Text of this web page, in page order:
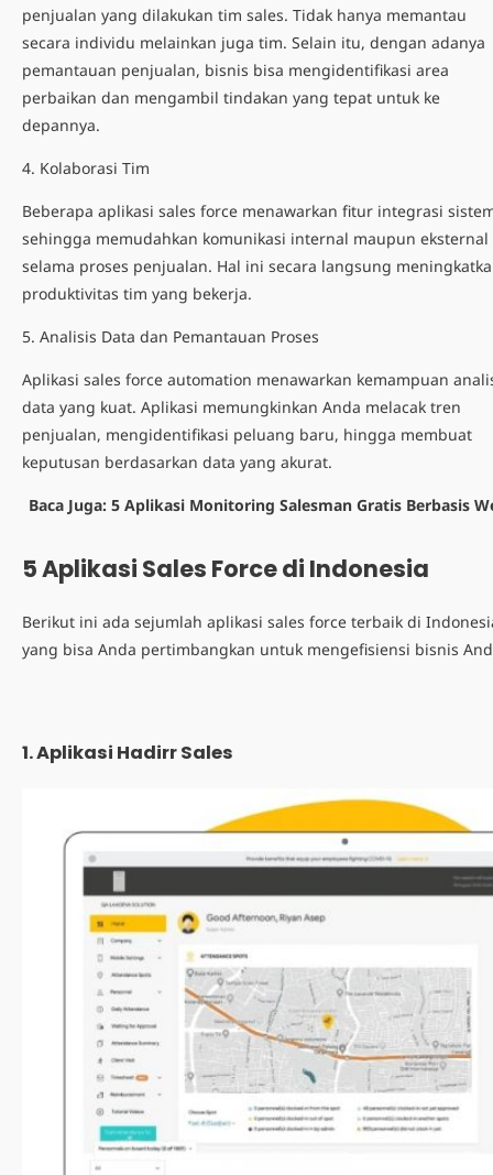
penjualan yang dilakukan tim sales. Tidak hanya memantau
secara individu melainkan juga tim. Selain itu, dengan adanya
pemantauan penjualan, bisnis bisa mengidentifikasi area
perbaikan dan mengambil tindakan yang tepat untuk ke
depannya.
4. Kolaborasi Tim
Beberapa aplikasi sales force menawarkan fitur integrasi
sehingga memudahkan komunikasi internal maupun eksternal
selama proses penjualan. Hal ini secara langsung
produktivitas tim yang bekerja.
5. Analisis Data dan Pemantauan Proses
Aplikasi sales force automation menawarkan kemampuan
data yang kuat. Aplikasi memungkinkan Anda melacak tren
penjualan, mengidentifikasi peluang baru, hingga membuat
keputusan berdasarkan data yang akurat.
Baca Juga: 5 Aplikasi Monitoring Salesman Gratis Berbasis
5 Aplikasi Sales Force di Indonesia
Berikut ini ada sejumlah aplikasi sales force terbaik di
yang bisa Anda pertimbangkan untuk mengefisiensi bisnis
1. Aplikasi Hadirr Sales